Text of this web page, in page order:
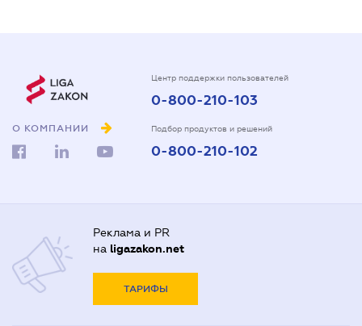
О КОМПАНИИ
Центр поддержки пользователей
0-800-210-103
Подбор продуктов и решений
0-800-210-102
Реклама и PR
на ligazakon.net
ТАРИФЫ